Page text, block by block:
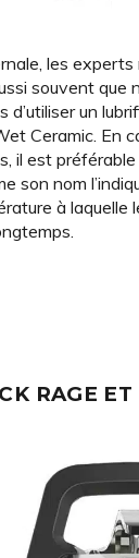
les
souvent que
d’utiliser un
Ceramic. En
il est préférable
son nom
à
RAGE ET